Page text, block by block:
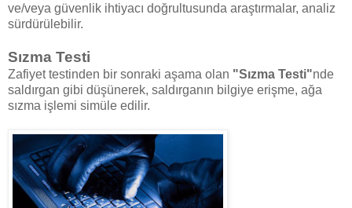
ve/veya güvenlik ihtiyacı doğrultusunda araştırmalar, analiz
sürdürülebilir.
Sızma Testi
Zafiyet testinden bir sonraki aşama olan "Sızma Testi"nde
saldırgan gibi düşünerek, saldırganın bilgiye erişme, ağa
sızma işlemi simüle edilir.